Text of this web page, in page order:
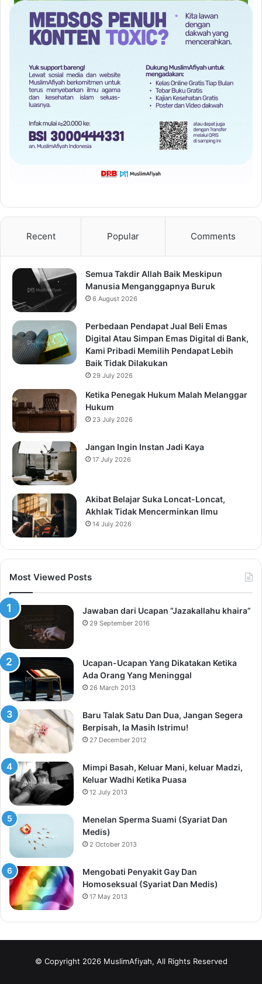
Recent Popular Comments
Semua Takdir Allah Baik Meskipun
Manusia Menganggapnya Buruk
6 August 2026
Perbedaan Pendapat Jual Beli Emas
Digital Atau Simpan Emas Digital di Bank,
Kami Pribadi Memilih Pendapat Lebih
Baik Tidak Dilakukan
29 July 2026
Ketika Penegak Hukum Malah Melanggar
Hukum
23 July 2026
Jangan Ingin Instan Jadi Kaya
17 July 2026
Akibat Belajar Suka Loncat-Loncat,
Akhlak Tidak Mencerminkan Ilmu
14 July 2026
Most Viewed Posts
Jawaban dari Ucapan “Jazakallahu khaira”
29 September 2016
Ucapan-Ucapan Yang Dikatakan Ketika
Ada Orang Yang Meninggal
26 March 2013
Baru Talak Satu Dan Dua, Jangan Segera
Berpisah, Ia Masih Istrimu!
27 December 2012
Mimpi Basah, Keluar Mani, keluar Madzi,
Keluar Wadhi Ketika Puasa
12 July 2013
Menelan Sperma Suami (Syariat Dan
Medis)
2 October 2013
Mengobati Penyakit Gay Dan
Homoseksual (Syariat Dan Medis)
17 May 2013
© Copyright 2026 MuslimAfiyah, All Rights Reserved